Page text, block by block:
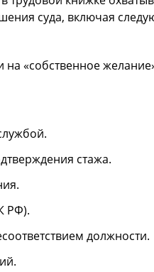
суда, включая
«собственное
стажа.
РФ).
должности.